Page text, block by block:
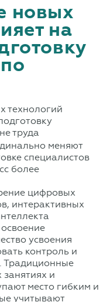
новых
на
меняют
специалистов
более
цифровых
интерактивных
усвоения
контроль и
Традиционные
и
место гибким и
учитывают